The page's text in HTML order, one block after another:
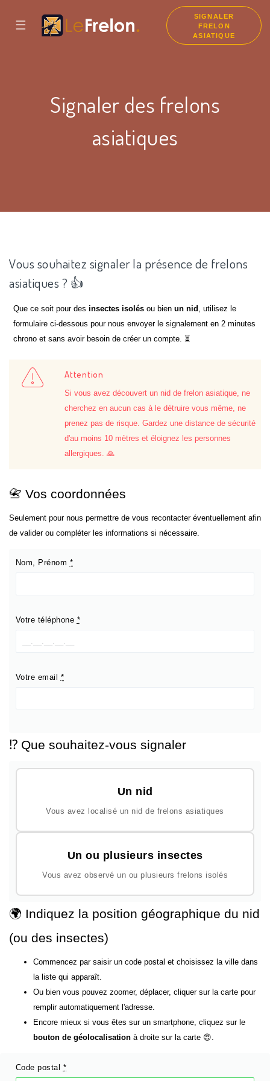
☰
SIGNALER
FRELON
ASIATIQUE
Signaler des frelons
asiatiques
Vous souhaitez signaler la présence de frelons
asiatiques ? 👍
Que ce soit pour desinsectes isolés ou bienun nid , utilisez le
formulaire ci-dessous pour nous envoyer le signalement en 2 minutes
chrono et sans avoir besoin de créer un compte. ⏳
Attention
Si vous avez découvert un nid de frelon asiatique, ne
cherchez en aucun cas à le détruire vous même, ne
prenez pas de risque. Gardez une distance de sécurité
d'au moins 10 mètres et éloignez les personnes
allergiques. 🙏
📇 Vos coordonnées
Seulement pour nous permettre de vous recontacter éventuellement afin
de valider ou compléter les informations si nécessaire.
Nom, Prénom *
Votre téléphone *
Votre email *
⁉️ Que souhaitez-vous signaler
Un nid
Vous avez localisé un nid de frelons asiatiques
Un ou plusieurs insectes
Vous avez observé un ou plusieurs frelons isolés
🌍 Indiquez la position géographique du nid
(ou des insectes)
Commencez par saisir un code postal et choisissez la ville dans
la liste qui apparaît.
Ou bien vous pouvez zoomer, déplacer, cliquer sur la carte pour
remplir automatiquement l'adresse.
Encore mieux si vous êtes sur un smartphone, cliquez sur le
bouton de géolocalisation à droite sur la carte 😍.
Code postal *